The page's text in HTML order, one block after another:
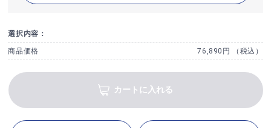
選択内容：
商品価格 76,890円 （税込）
カートに入れる